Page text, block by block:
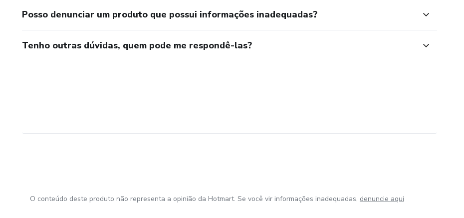
Posso denunciar um produto que possui informações inadequadas?
Tenho outras dúvidas, quem pode me respondê-las?
O conteúdo deste produto não representa a opinião da Hotmart. Se você vir informações inadequadas, denuncie aqui